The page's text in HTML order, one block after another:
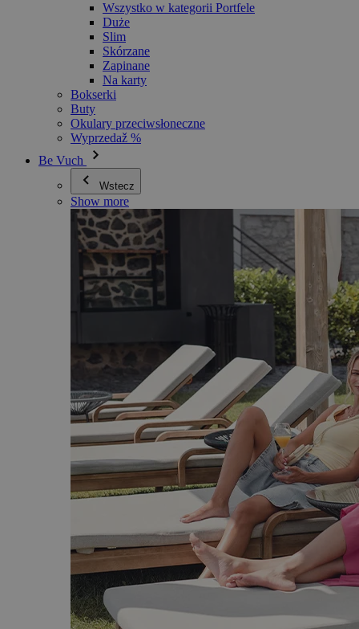
Wszystko w kategorii Portfele
Duże
Slim
Skórzane
Zapinane
Na karty
Bokserki
Buty
Okulary przeciwsłoneczne
Wyprzedaž %
Be Vuch
Wstecz
Show more